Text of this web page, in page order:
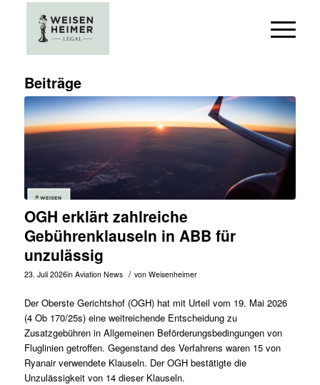
Beiträge
OGH erklärt zahlreiche
Gebührenklauseln in ABB für
unzulässig
23. Juli 2026in Aviation News / von Weisenheimer
Der Oberste Gerichtshof (OGH) hat mit Urteil vom 19. Mai 2026
(4 Ob 170/25s) eine weitreichende Entscheidung zu
Zusatzgebühren in Allgemeinen Beförderungsbedingungen von
Fluglinien getroffen. Gegenstand des Verfahrens waren 15 von
Ryanair verwendete Klauseln. Der OGH bestätigte die
Unzulässigkeit von 14 dieser Klauseln.